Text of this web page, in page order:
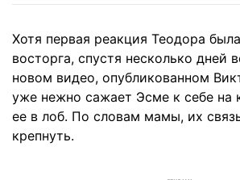
Хотя первая реакция Теодора
восторга, спустя несколько дней
новом видео, опубликованном
уже нежно сажает Эсме к себе на
ее в лоб. По словам мамы, их
крепнуть.